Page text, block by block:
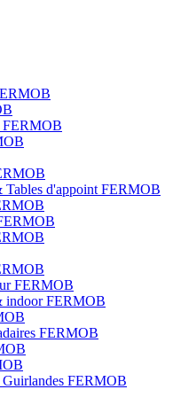
FERMOB
Tables d'appoint FERMOB
FERMOB
indoor FERMOB
FERMOB
Guirlandes FERMOB